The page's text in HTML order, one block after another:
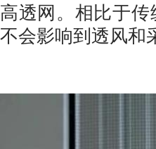
高透网。相比于
不会影响到透风和